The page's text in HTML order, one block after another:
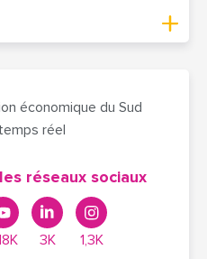
économique du Sud
réel
réseaux sociaux
3K 1,3K